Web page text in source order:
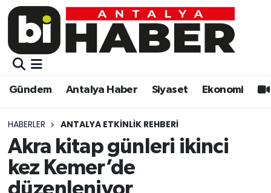
Gündem Antalya Haber Siyaset Ekonomi
HABERLER ANTALYA ETKINLIK REHBERI
Akra kitap günleri ikinci
kez Kemer’de
Gündem
Siyaset
Ekonomi
Video
Gündem
Siyaset
Eğitim
Ekonomi
Muratpaşa Nöbetçi Eczaneler
Muratpaşa Trafik Yoğunluk Haritası
Süper Lig Puan Durumu ve Fikstür
Tüm Manşetler